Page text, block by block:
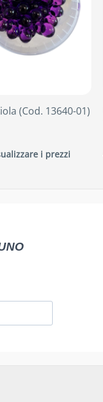
(Cod. 13640-01)
i prezzi